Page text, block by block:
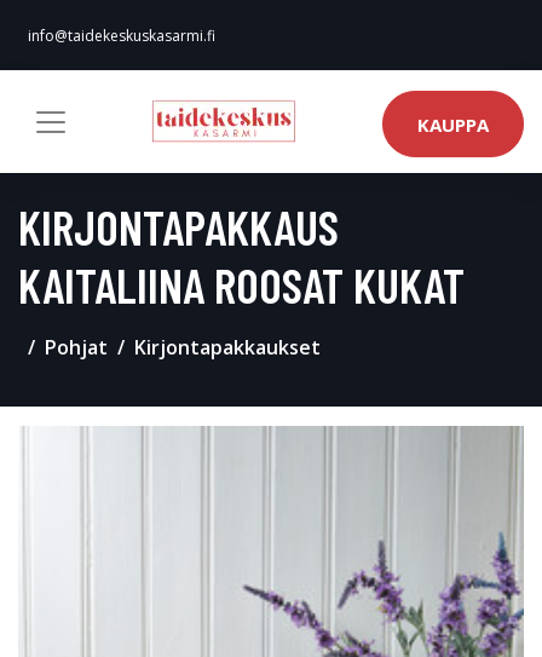
info@taidekeskuskasarmi.fi
KAUPPA
KIRJONTAPAKKAUS
KAITALIINA ROOSAT KUKAT
Pohjat Kirjontapakkaukset